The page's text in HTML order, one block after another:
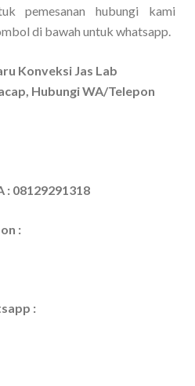
pemesanan hubungi kami
di bawah untuk whatsapp.
Konveksi Jas Lab
Hubungi WA/Telepon
: 08129291318
:
: